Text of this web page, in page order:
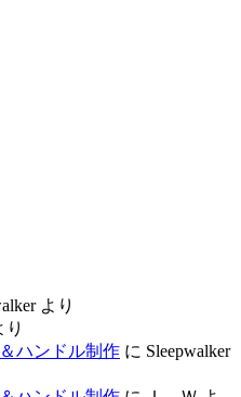
より
り
ハンドル制作 に Sleepwalker